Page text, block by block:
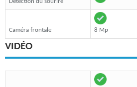
Caméra frontale 8 Mp
VIDÉO